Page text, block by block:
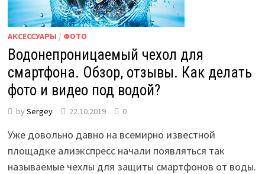
АКСЕССУАРЫ / ФОТО
Водонепроницаемый чехол для
смартфона. Обзор, отзывы. Как делать
фото и видео под водой?
by Sergey 22.10.2019 0
Уже довольно давно на всемирно известной
площадке алиэкспресс начали появляться так
называемые чехлы для защиты смартфонов от воды.